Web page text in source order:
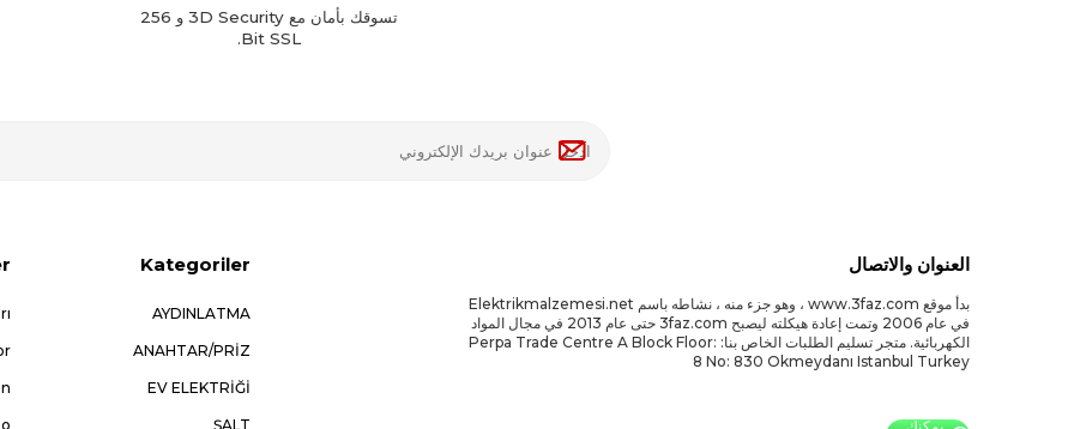
تسوقك بأمان مع 3D Security و 256
Bit SSL.
العنوان والاتصال
بدأ موقع www.3faz.com ، وهو جزء منه ، نشاطه باسم Elektrikmalzemesi.net
في عام 2006 وتمت إعادة هيكلته ليصبح 3faz.com حتى عام 2013 في مجال المواد
الكهربائية. متجر تسليم الطلبات الخاص بنا: Perpa Trade Centre A Block Floor:
8 No: 830 Okmeydanı Istanbul Turkey
Kategoriler
AYDINLATMA
ANAHTAR/PRİZ
EV ELEKTRİĞİ
ŞALT